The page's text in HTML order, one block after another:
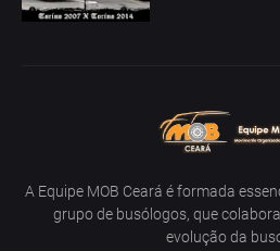
A Equipe MOB Ceará é formada
grupo de busólogos, que
evolução da